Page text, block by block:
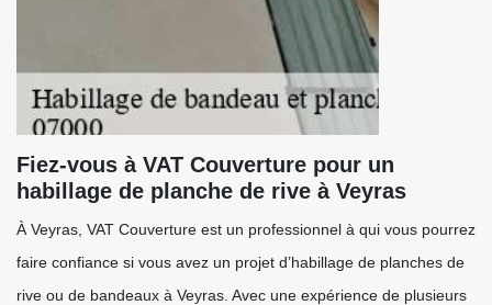
Fiez-vous à VAT Couverture pour un
habillage de planche de rive à Veyras
À Veyras, VAT Couverture est un professionnel à qui vous pourrez
faire confiance si vous avez un projet d’habillage de planches de
rive ou de bandeaux à Veyras. Avec une expérience de plusieurs